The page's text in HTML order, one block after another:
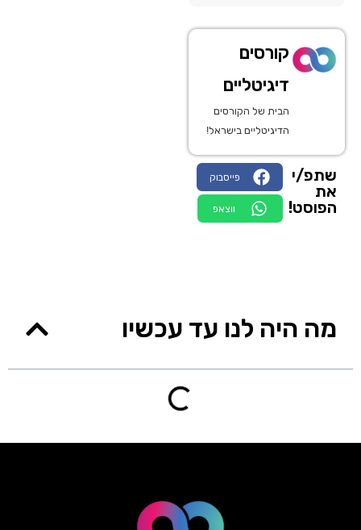
קורסים
דיגיטליים
הבית של הקורסים
הדיגיטליים בישראל!
שתפ/י
את
הפוסט!
פייסבוק
ווצאפ
מה היה לנו עד עכשיו